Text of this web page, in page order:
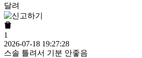
달려
1
2026-07-18 19:27:28
스솔 틀려서 기분 안좋음